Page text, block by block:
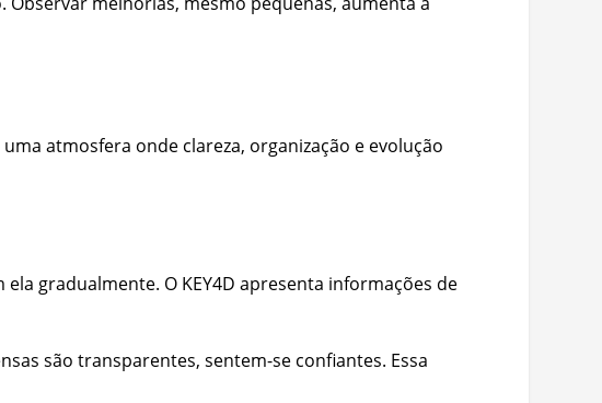
atmosfera onde clareza, organização e evolução
gradualmente. O KEY4D apresenta informações de
são transparentes, sentem-se confiantes. Essa